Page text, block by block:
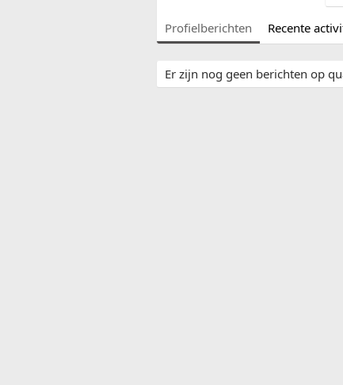
Profielberichten Recente
Er zijn nog geen berichten op